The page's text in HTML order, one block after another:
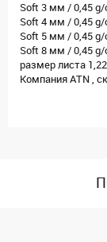
Soft 3 мм / 0,45 g/
Soft 4 мм / 0,45 g/
Soft 5 мм / 0,45 g/
Soft 8 мм / 0,45 g/
размер листа
Компания ATN ,